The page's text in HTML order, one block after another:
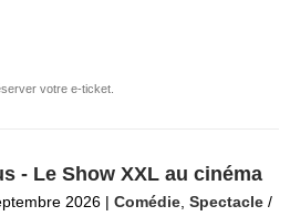
votre e-ticket.
- Le Show XXL au cinéma
2026 | Comédie ,Spectacle /